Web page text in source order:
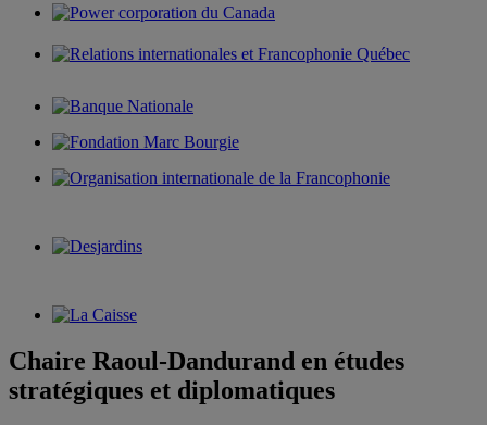
Chaire Raoul-Dandurand en études
stratégiques et diplomatiques